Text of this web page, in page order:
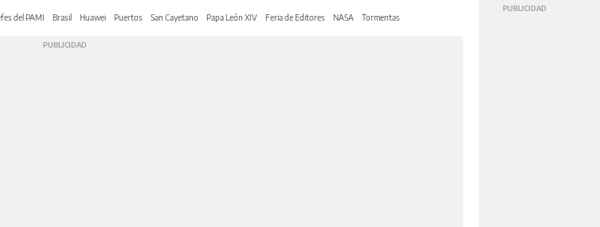
del PAMI Brasil Huawei Puertos San Cayetano Papa León XIV Feria de Editores NASA Tormentas